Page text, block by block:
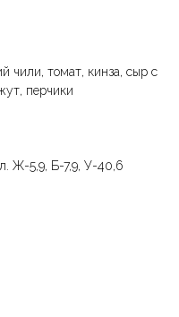
чили, томат, кинза, сыр с
перчики
Ж-5,9, Б-7,9, У-40,6